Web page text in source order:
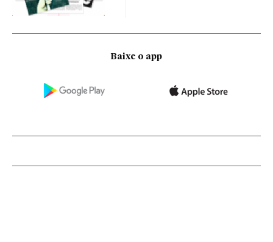
Baixe o app